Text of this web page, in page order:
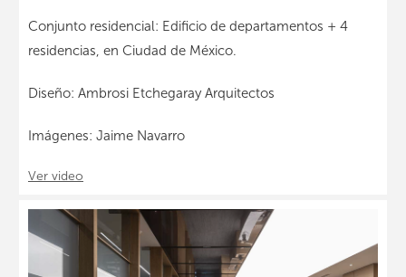
Conjunto residencial: Edificio de departamentos + 4
residencias, en Ciudad de México.
Diseño: Ambrosi Etchegaray Arquitectos
Imágenes: Jaime Navarro
Ver video